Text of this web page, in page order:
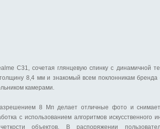
C31, сочетая глянцевую спинку с динамичной
8,4 мм и знакомый всем поклонникам бренда
камерами.
8 Мп делает отличные фото и
с использованием алгоритмов искусственного
объектов. В распоряжении